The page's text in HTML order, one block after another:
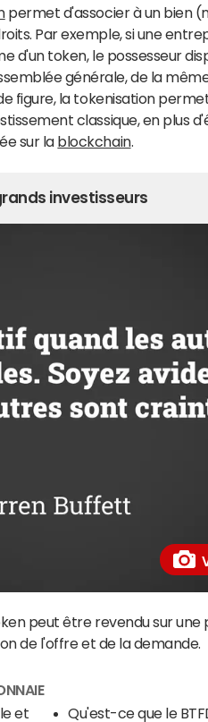
permet d'associer à un bien
Par exemple, si une
d'un token, le possesseur
générale, de la
figure, la tokenisation
classique, en plus
sur la blockchain.
investisseurs
peut être revendu sur
de l'offre et de la demande.
et
Qu'est-ce que le